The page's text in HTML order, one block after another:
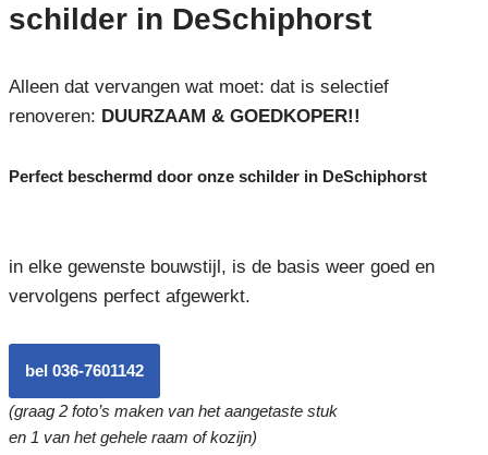
schilder in DeSchiphorst
Alleen dat vervangen wat moet: dat is selectief
renoveren: DUURZAAM & GOEDKOPER!!
Perfect beschermd door onze schilder in DeSchiphorst
in elke gewenste bouwstijl, is de basis weer goed en
vervolgens perfect afgewerkt.
bel 036-7601142
(graag 2 foto’s maken van het aangetaste stuk
en 1 van het gehele raam of kozijn)